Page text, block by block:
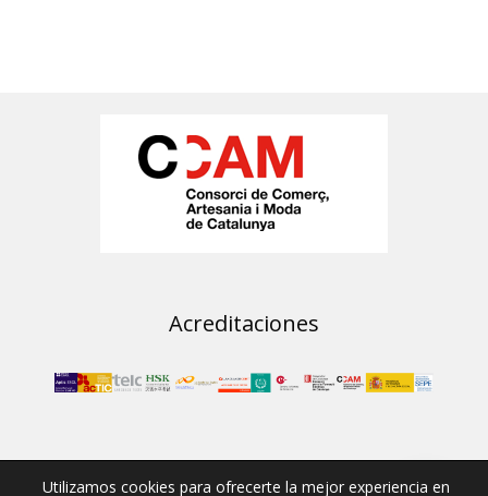
Acreditaciones
Utilizamos cookies para ofrecerte la mejor experiencia en